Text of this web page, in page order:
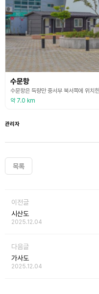
수문항
약 7.0 km
관리자
목록
이전글
시산도
2025.12.04
다음글
가사도
2025.12.04